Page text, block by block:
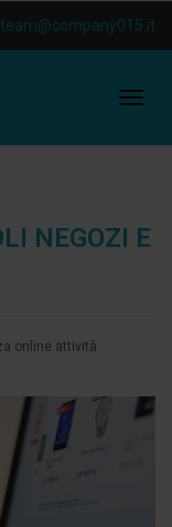
team@company015.it
NEGOZI E
online attività